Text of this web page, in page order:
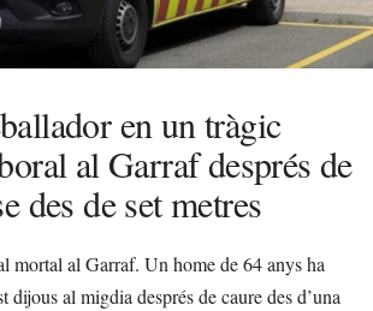
en un tràgic
al Garraf després de
des de set metres
mortal al Garraf. Un home de 64 anys ha
dijous al migdia després de caure des d’una